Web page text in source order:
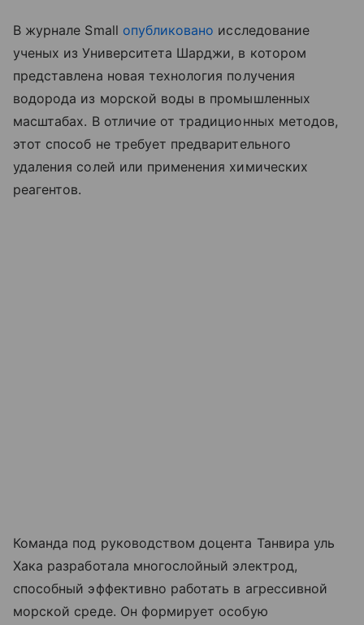
В журнале Small опубликовано исследование
ученых из Университета Шарджи, в котором
представлена новая технология получения
водорода из морской воды в промышленных
масштабах. В отличие от традиционных методов,
этот способ не требует предварительного
удаления солей или применения химических
реагентов.
Команда под руководством доцента Танвира уль
Хака разработала многослойный электрод,
способный эффективно работать в агрессивной
морской среде. Он формирует особую